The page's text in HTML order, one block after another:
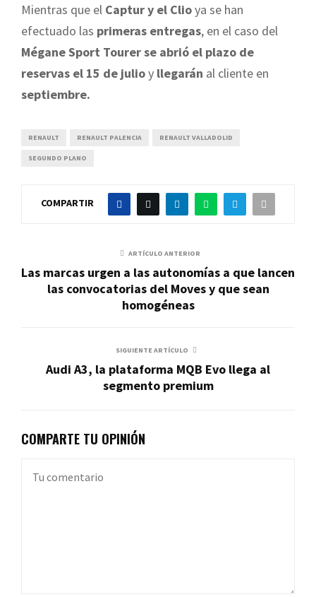
Mientras que el Captur y el Clioya se han
efectuado las primeras entregas, en el caso del
Mégane Sport Tourer se abrió el plazo de
reservas el 15 de julioy llegarán al cliente en
septiembre.
RENAULT RENAULT PALENCIA RENAULT VALLADOLID
SEGUNDO PLANO
COMPARTIR
ARTÍCULO ANTERIOR
Las marcas urgen a las autonomías a que lancen
las convocatorias del Moves y que sean
homogéneas
SIGUIENTE ARTÍCULO
Audi A3, la plataforma MQB Evo llega al
segmento premium
COMPARTE TU OPINIÓN